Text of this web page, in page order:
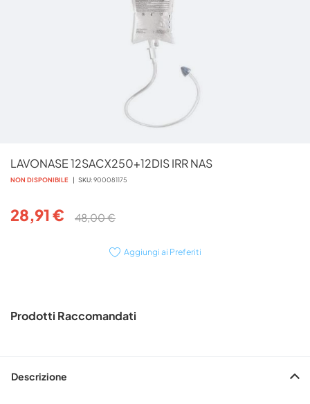
LAVONASE 12SACX250+12DIS IRR NAS
NON DISPONIBILE SKU 900081175
28,91 € 48,00 €
Aggiungi ai Preferiti
all'inizio
della
immagini
Prodotti Raccomandati
Descrizione